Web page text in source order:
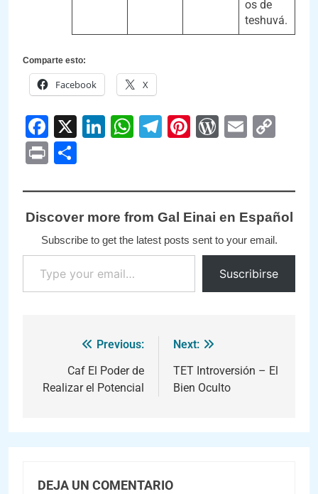
os de
teshuvá.
Comparte esto:
Facebook X
Facebook
X LinkedIn
WhatsApp
Telegram
PinterestEmail
Print
Discover more from Gal Einai en Español
Subscribe to get the latest posts sent to your email.
Suscribirse
Previous:
Caf El Poder de
Realizar el Potencial
Next:
TET Introversión – El
Bien Oculto
DEJA UN COMENTARIO